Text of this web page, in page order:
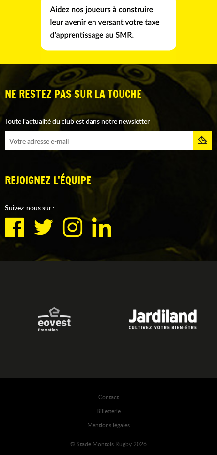
NE RESTEZ PAS SUR LA TOUCHE
Toute l'actualité du club est dans notre newsletter
REJOIGNEZ L'ÉQUIPE
Suivez-nous sur :
Contact
Billetterie
Mentions légales
© Stade Montois Rugby 2026